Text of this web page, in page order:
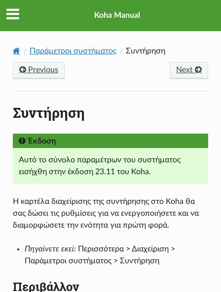
Koha Manual
Παράμετροι συστήματος Συντήρηση
Previous Next
Συντήρηση
Έκδοση
Αυτό το σύνολο παραμέτρων του συστήματος
εισήχθη στην έκδοση 23.11 του Koha.
Η καρτέλα διαχείρισης της συντήρησης στο Koha θα
σας δώσει τις ρυθμίσεις για να ενεργοποιήσετε και να
διαμορφώσετε την ενότητα για πρώτη φορά.
Πηγαίνετε εκεί:Περισσότερα > Διαχείριση >
Παράμετροι συστήματος > Συντήρηση
Περιβάλλον